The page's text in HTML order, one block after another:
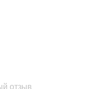
отзыв